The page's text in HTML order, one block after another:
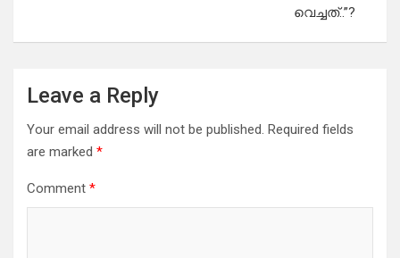
വെച്ചത്..”?
Leave a Reply
Your email address will not be published. Required fields
are marked *
Comment *